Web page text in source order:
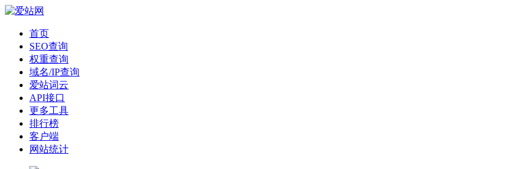
首页
SEO查询
权重查询
域名/IP查询
爱站词云
API接口
更多工具
排行榜
客户端
网站统计